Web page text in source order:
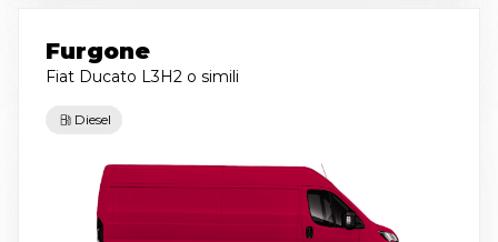
Furgone
Fiat Ducato L3H2 o simili
Diesel